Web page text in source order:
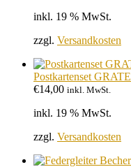
inkl. 19 % MwSt.
zzgl. Versandkosten
Postkartenset GRATE
€14,00 inkl. MwSt.
inkl. 19 % MwSt.
zzgl. Versandkosten